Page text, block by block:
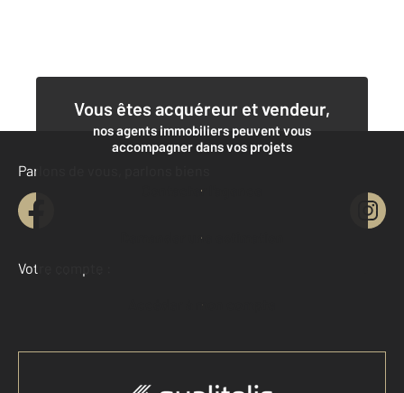
Vous êtes acquéreur et vendeur,
nos agents immobiliers peuvent vous
accompagner dans vos projets
Contacter l'agence
Demander une estimation
Parlons de vous, parlons biens
Votre compte :
Accéder à mon compte